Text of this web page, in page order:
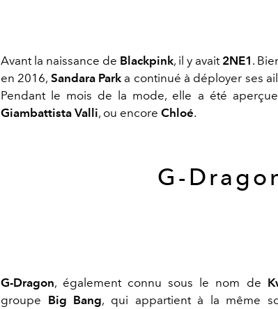
Avant la naissance de Blackpink, il y avait 2NE1 .
en 2016, Sandara Park a continué à déployer ses
Pendant le mois de la mode, elle a été
Giambattista Valli, ou encore Chloé.
G-
G-Dragon, également connu sous le nom de
groupe Big Bang, qui appartient à la même